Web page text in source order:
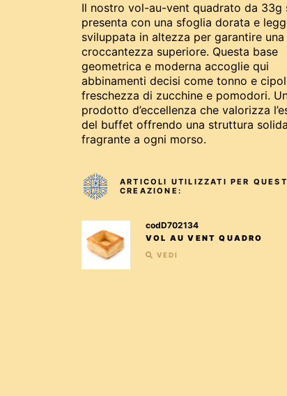
Il nostro vol-au-vent quadrato da 33g
presenta con una sfoglia dorata e
sviluppata in altezza per garantire una
croccantezza superiore. Questa base
geometrica e moderna accoglie qui
abbinamenti decisi come tonno e
freschezza di zucchine e pomodori.
prodotto d’eccellenza che valorizza
del buffet offrendo una struttura
fragrante a ogni morso.
ARTICOLI UTILIZZATI PER
CREAZIONE:
codD702134
VOL AU VENT QUADRO
VEDI